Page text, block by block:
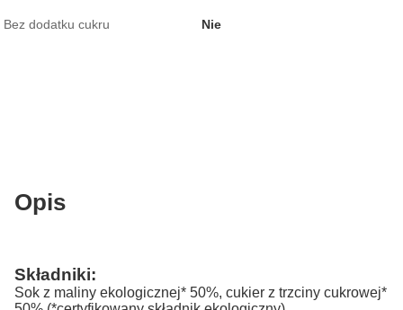
Bez dodatku cukru Nie
Opis
Składniki:
Sok z maliny ekologicznej* 50%, cukier z trzciny cukrowej*